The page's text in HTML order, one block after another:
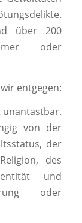
über 200
oder
entgegen:
unantastbar.
von der
der
des
und
oder